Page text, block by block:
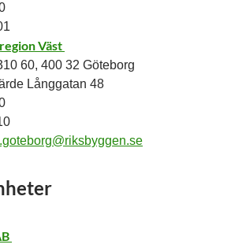
Väst
60, 400 32 Göteborg
Långgatan 48